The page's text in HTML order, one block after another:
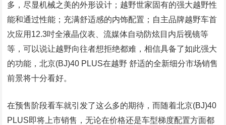
多，尽显机械之美的外形设计；越野世家固有的强大越野性
能和通过性能；充满舒适感的内饰配置；自主品牌越野车首
次应用12.3吋全液晶仪表、流媒体自动防炫目内后视镜等
等，可以说让越野向往者想拒绝都难，相信具备了如此强大
的功能，北京(BJ)40 PLUS在越野 舒适的全新细分市场销售
前景将十分看好。
在预售阶段看车就引发了这么多的期待，而随着北京(BJ)40
PLUS即将上市销售，无论在价格还是车型梯度配置方面都